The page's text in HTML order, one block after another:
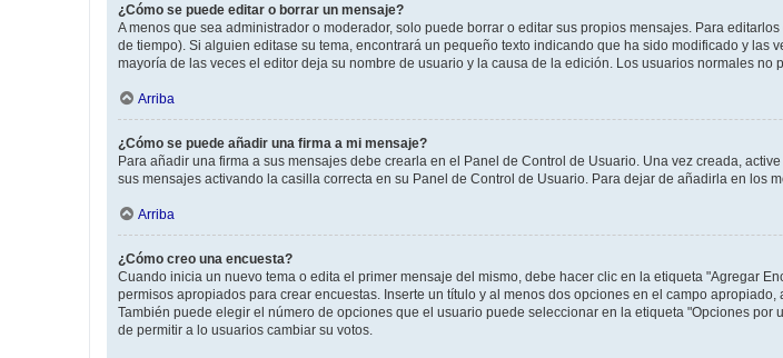
¿Cómo se puede editar o borrar un mensaje?
A menos que sea administrador o moderador, solo puede borrar o editar sus propios mensajes. Para
de tiempo). Si alguien editase su tema, encontrará un pequeño texto indicando que ha sido modificado y
mayoría de las veces el editor deja su nombre de usuario y la causa de la edición. Los usuarios normales
Arriba
¿Cómo se puede añadir una firma a mi mensaje?
Para añadir una firma a sus mensajes debe crearla en el Panel de Control de Usuario. Una vez creada,
sus mensajes activando la casilla correcta en su Panel de Control de Usuario. Para dejar de añadirla en los
Arriba
¿Cómo creo una encuesta?
Cuando inicia un nuevo tema o edita el primer mensaje del mismo, debe hacer clic en la etiqueta "Agregar
permisos apropiados para crear encuestas. Inserte un título y al menos dos opciones en el campo
También puede elegir el número de opciones que el usuario puede seleccionar en la etiqueta "Opciones
de permitir a lo usuarios cambiar su votos.